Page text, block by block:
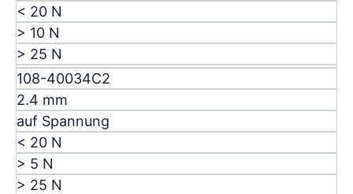
< 20 N
> 10 N
> 25 N
108-40034C2
2.4 mm
auf Spannung
< 20 N
> 5 N
> 25 N